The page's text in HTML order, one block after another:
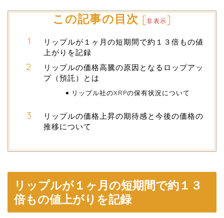
この記事の目次 [非表示]
リップルが１ヶ月の短期間で約１３倍もの値
上がりを記録
リップルの価格高騰の原因となるロップアッ
プ（預託）とは
リップル社のXRPの保有状況について
リップルの価格上昇の期待感と今後の価格の
推移について
リップルが１ヶ月の短期間で約１３
倍もの値上がりを記録